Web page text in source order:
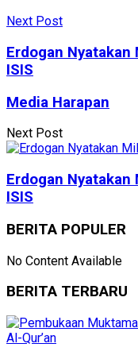
Next Post
Erdogan
ISIS
Media Harapan
Next Post
Erdogan
ISIS
BERITA POPULER
No Content Available
BERITA TERBARU